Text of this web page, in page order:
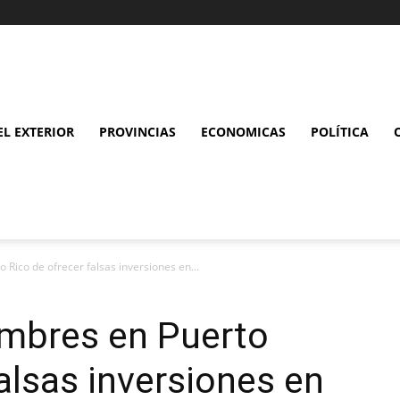
EXTERIOR PROVINCIAS ECONOMICAS POLÍTICA
Rico de ofrecer falsas inversiones en...
en Puerto
inversiones en